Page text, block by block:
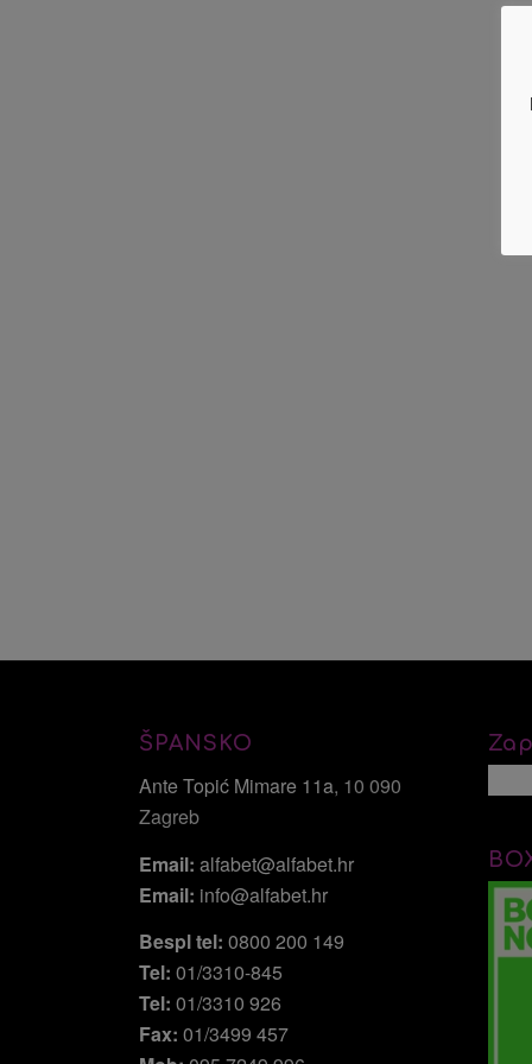
ŠPANSKO
Ante Topić Mimare 11a, 10 090
Zagreb
Email: alfabet@alfabet.hr
Email: info@alfabet.hr
Bespl tel: 0800 200 149
Tel: 01/3310-845
Tel: 01/3310 926
Fax: 01/3499 457